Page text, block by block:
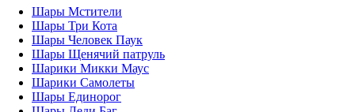
Шары Мстители
Шары Три Кота
Шары Человек Паук
Шары Щенячий патруль
Шарики Микки Маус
Шарики Самолеты
Шары Единорог